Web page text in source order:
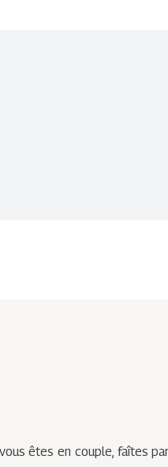
êtes en couple, faîtes